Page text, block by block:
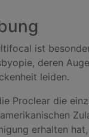
ist
deren
leiden.
Proclear die
erhalten